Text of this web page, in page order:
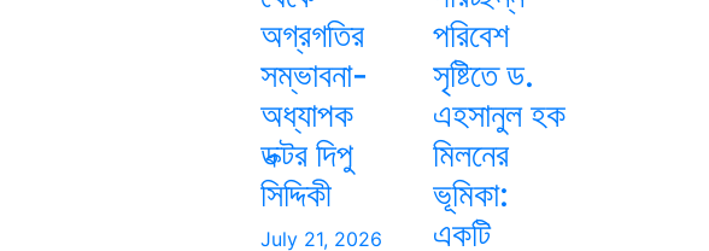
অগ্রগতির
সম্ভাবনা-
অধ্যাপক
ডক্টর দিপু
সিদ্দিকী
July 21, 2026
পরিবেশ
সৃষ্টিতে ড.
এহসানুল হক
মিলনের
ভূমিকা:
একটি